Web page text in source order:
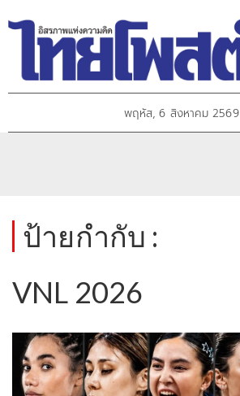
พฤหัส, 6 สิงหาคม 2569
ป้ายกำกับ :
VNL 2026